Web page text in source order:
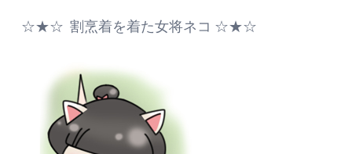
☆★☆ 割烹着を着た女将ネコ ☆★☆